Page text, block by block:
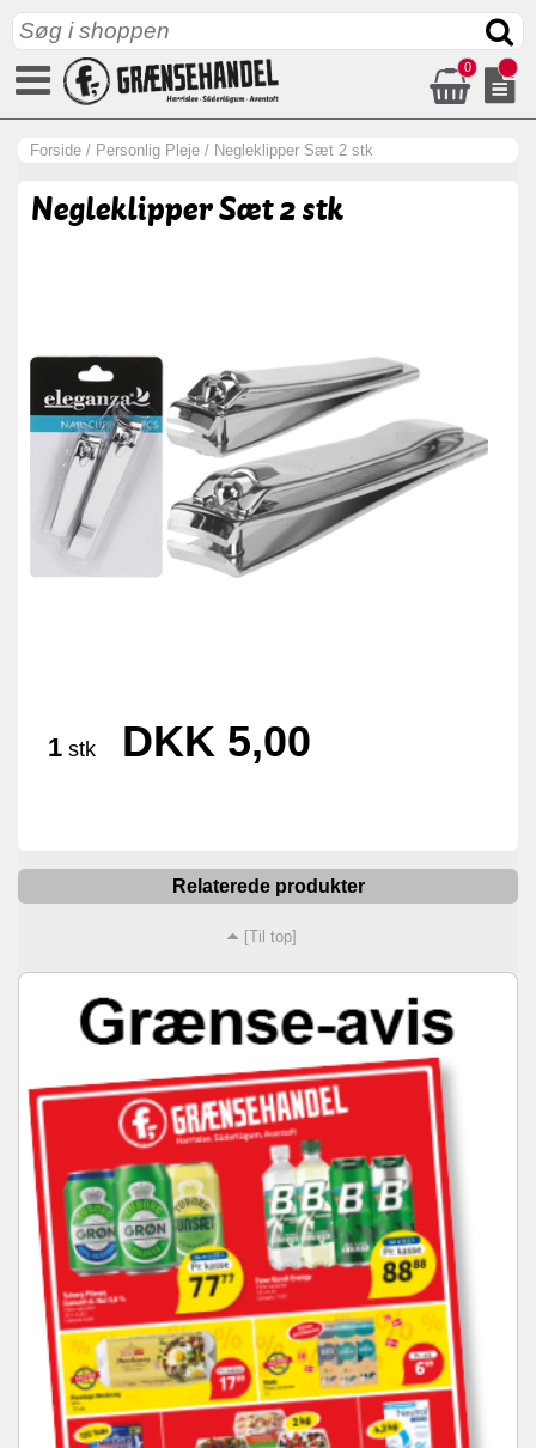
0
Forside / Personlig Pleje / Negleklipper Sæt 2 stk
Negleklipper Sæt 2 stk
1 stk DKK 5,00
Relaterede produkter
[Til top]